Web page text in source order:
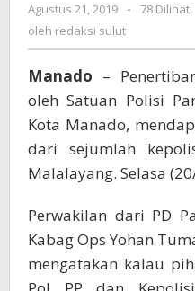
Bahu
Agustus 21, 2019
oleh
-
78 Dilihat
oleh redaksi sulut
Manado –
oleh Satuan Polisi
Kota Manado,
dari sejumlah
Malalayang. Selasa
Perwakilan dari PD
Kabag Ops Yohan
mengatakan kalau